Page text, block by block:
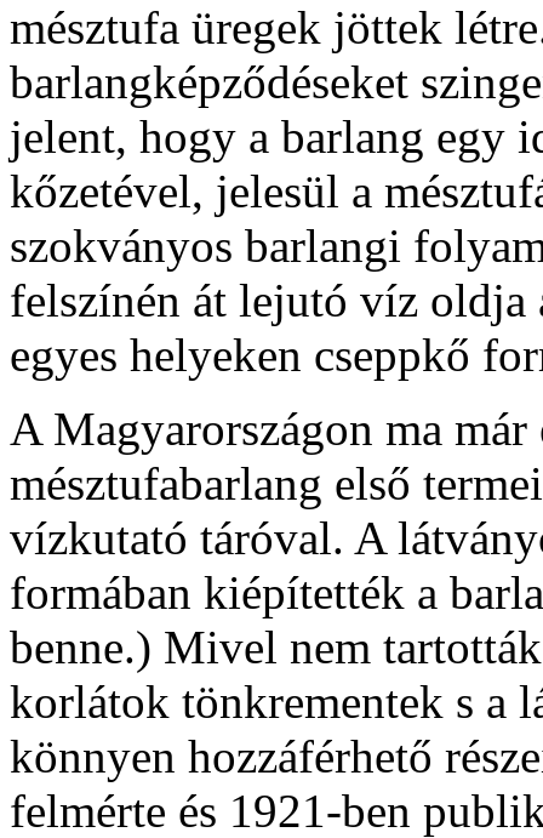
mésztufa üregek jöttek
barlangképződéseket
jelent, hogy a barlang egy
kőzetével, jelesül a
szokványos barlangi
felszínén át lejutó víz oldja
egyes helyeken cseppkő
A Magyarországon ma
mésztufabarlang első
vízkutató táróval. A
formában kiépítették a
benne.) Mivel nem
korlátok tönkrementek s a
könnyen hozzáférhető
felmérte és 1921-ben